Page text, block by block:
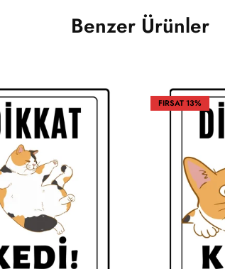
Benzer Ürünler
FIRSAT13%